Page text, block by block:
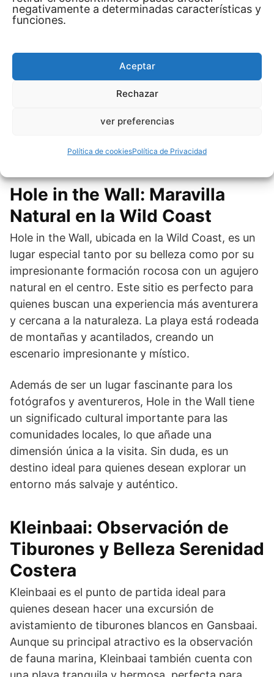
negativamente a determinadas características y
funciones.
Aceptar
Rechazar
ver preferencias
Política de cookiesPolítica de Privacidad
ofrece una atmósfera tranquila y una comunidad
acogedora, lo que lo convierte en una excelente
entorno relajado.
caminatas o simplemente descansar mientras se
observa el mar. Jeffreys Bay es, sin duda, un
amantes del surf y la naturaleza.
Hole in the Wall: Maravilla
Natural en la Wild Coast
Hole in the Wall, ubicada en la Wild Coast, es un
lugar especial tanto por su belleza como por su
impresionante formación rocosa con un agujero
natural en el centro. Este sitio es perfecto para
quienes buscan una experiencia más aventurera
y cercana a la naturaleza. La playa está rodeada
de montañas y acantilados, creando un
escenario impresionante y místico.
Además de ser un lugar fascinante para los
fotógrafos y aventureros, Hole in the Wall tiene
un significado cultural importante para las
comunidades locales, lo que añade una
dimensión única a la visita. Sin duda, es un
destino ideal para quienes desean explorar un
entorno más salvaje y auténtico.
Kleinbaai: Observación de
Tiburones y Belleza Serenidad
Costera
Kleinbaai es el punto de partida ideal para
quienes desean hacer una excursión de
avistamiento de tiburones blancos en Gansbaai.
Aunque su principal atractivo es la observación
de fauna marina, Kleinbaai también cuenta con